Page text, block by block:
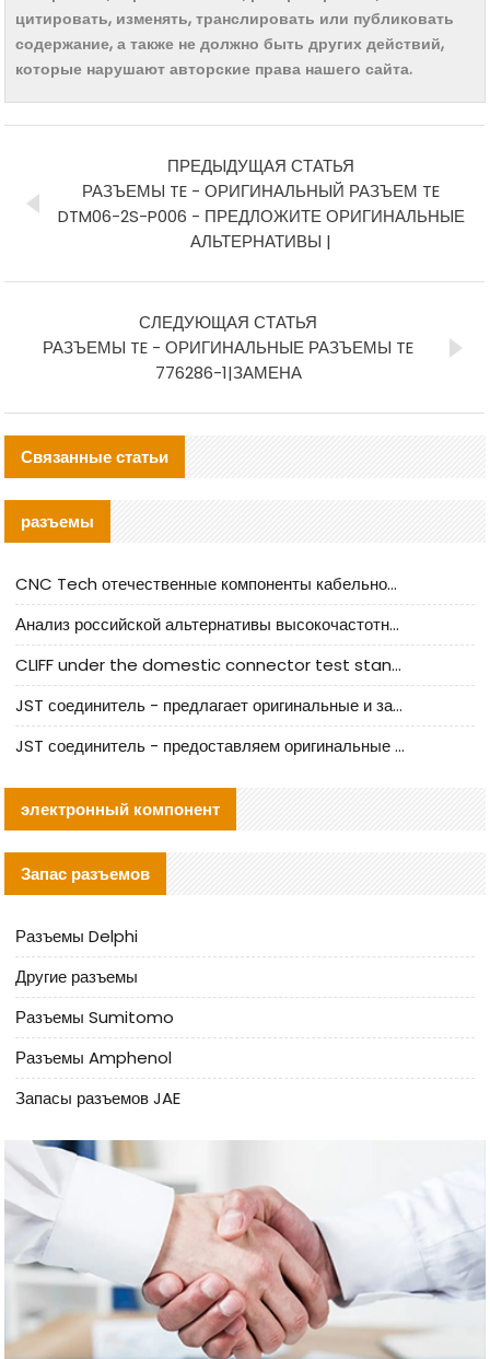
цитировать, изменять, транслировать или публиковать
содержание, а также не должно быть других действий,
которые нарушают авторские права нашего сайта.
ПРЕДЫДУЩАЯ СТАТЬЯ
РАЗЪЕМЫ TE - ОРИГИНАЛЬНЫЙ РАЗЪЕМ TE
DTM06-2S-P006 - ПРЕДЛОЖИТЕ ОРИГИНАЛЬНЫЕ
АЛЬТЕРНАТИВЫ |
СЛЕДУЮЩАЯ СТАТЬЯ
РАЗЪЕМЫ TE - ОРИГИНАЛЬНЫЕ РАЗЪЕМЫ TE
776286-1|ЗАМЕНА
Связанные статьи
разъемы
CNC Tech отечественные компоненты кабельной арматуры оценка и руководство по производственному внедрению
Анализ российской альтернативы высокочастотных кабельных колодцев I-PEX
CLIFF under the domestic connector test standard update
JST соединитель - предлагает оригинальные и заменяющие JST NSHR-02V-S соединители
JST соединитель - предоставляем оригинальные JST GHR-09V-S соединители и их аналоги
электронный компонент
Запас разъемов
Разъемы Delphi
Другие разъемы
Разъемы Sumitomo
Разъемы Amphenol
Запасы разъемов JAE